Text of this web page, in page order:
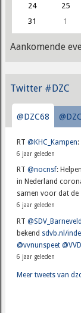
24
25
31
1
Aankomende
Twitter #DZC
@DZC68
RT@KHC_Kampen:
6 jaar geleden
RT@nocnsf:
in Nederland
samen voor dat
6 jaar geleden
RT@SDV_Barneveld
bekend sdvb.nl/
@vvnunspeet
6 jaar geleden
Meer tweets van